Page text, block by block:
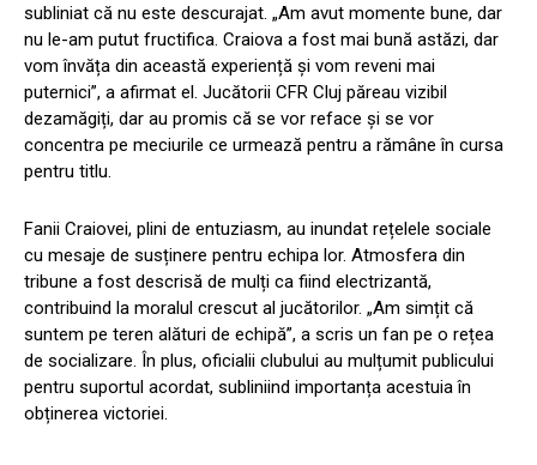
subliniat că nu este descurajat. „Am avut momente bune, dar
nu le-am putut fructifica. Craiova a fost mai bună astăzi, dar
vom învăța din această experiență și vom reveni mai
puternici”, a afirmat el. Jucătorii CFR Cluj păreau vizibil
dezamăgiți, dar au promis că se vor reface și se vor
concentra pe meciurile ce urmează pentru a rămâne în cursa
pentru titlu.
Fanii Craiovei, plini de entuziasm, au inundat rețelele sociale
cu mesaje de susținere pentru echipa lor. Atmosfera din
tribune a fost descrisă de mulți ca fiind electrizantă,
contribuind la moralul crescut al jucătorilor. „Am simțit că
suntem pe teren alături de echipă”, a scris un fan pe o rețea
de socializare. În plus, oficialii clubului au mulțumit publicului
pentru suportul acordat, subliniind importanța acestuia în
obținerea victoriei.